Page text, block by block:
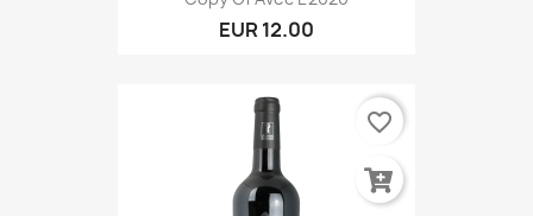
EUR 12.00
favorite_border